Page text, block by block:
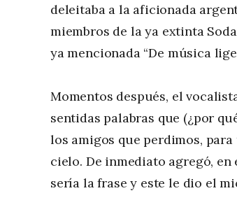
deleitaba a la aficionada
miembros de la ya extinta
ya mencionada “De música
Momentos después, el
sentidas palabras que (¿por
los amigos que perdimos,
cielo. De inmediato agregó, en
sería la frase y este le dio el